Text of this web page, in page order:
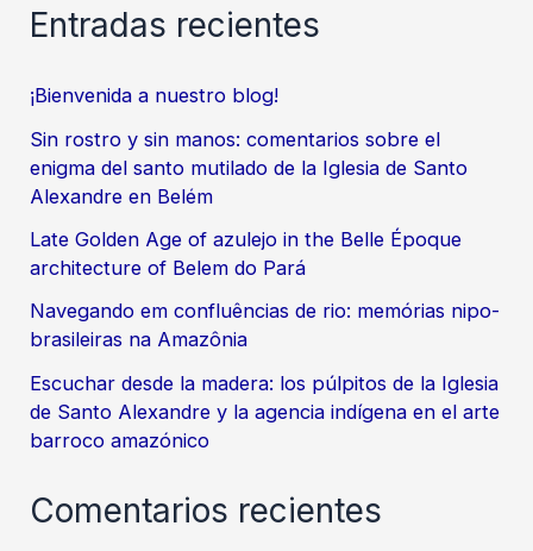
Entradas recientes
¡Bienvenida a nuestro blog!
Sin rostro y sin manos: comentarios sobre el
enigma del santo mutilado de la Iglesia de Santo
Alexandre en Belém
Late Golden Age of azulejo in the Belle Époque
architecture of Belem do Pará
Navegando em confluências de rio: memórias nipo-
brasileiras na Amazônia
Escuchar desde la madera: los púlpitos de la Iglesia
de Santo Alexandre y la agencia indígena en el arte
barroco amazónico
Comentarios recientes